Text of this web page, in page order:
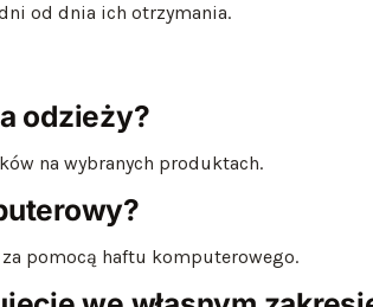
od dnia ich otrzymania.
odzieży?
na wybranych produktach.
pomocą haftu komputerowego.